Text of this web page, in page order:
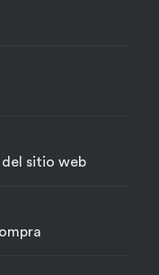
del sitio web